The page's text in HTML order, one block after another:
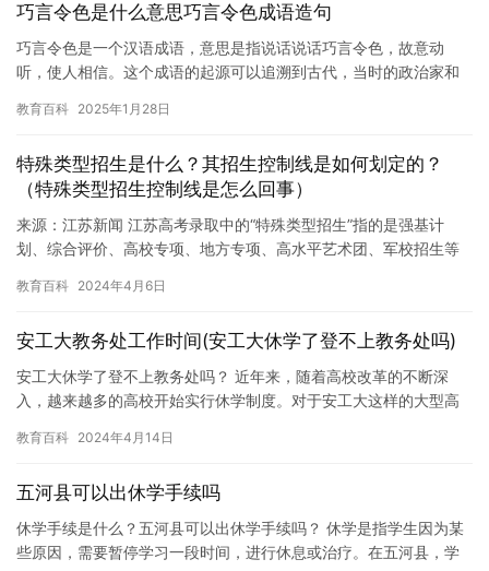
巧言令色是什么意思巧言令色成语造句
巧言令色是一个汉语成语，意思是指说话说话巧言令色，故意动
听，使人相信。这个成语的起源可以追溯到古代，当时的政治家和
古代战…
教育百科 2025年1月28日
特殊类型招生是什么？其招生控制线是如何划定的？
（特殊类型招生控制线是怎么回事）
来源：江苏新闻 江苏高考录取中的“特殊类型招生”指的是强基计
划、综合评价、高校专项、地方专项、高水平艺术团、军校招生等
部…
教育百科 2024年4月6日
安工大教务处工作时间(安工大休学了登不上教务处吗)
安工大休学了登不上教务处吗？ 近年来，随着高校改革的不断深
入，越来越多的高校开始实行休学制度。对于安工大这样的大型高
学生休…
教育百科 2024年4月14日
五河县可以出休学手续吗
休学手续是什么？五河县可以出休学手续吗？ 休学是指学生因为某
些原因，需要暂停学习一段时间，进行休息或治疗。在五河县，学